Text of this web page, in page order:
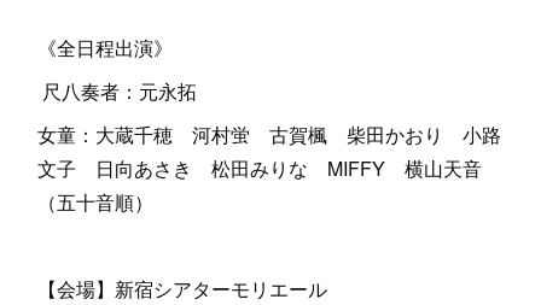
《全日程出演》
尺八奏者：元永拓
女童：大蔵千穂 河村蛍 古賀楓 柴田かおり 小路
文子 日向あさき 松田みりな MIFFY 横山天音
（五十音順）
【会場】新宿シアターモリエール